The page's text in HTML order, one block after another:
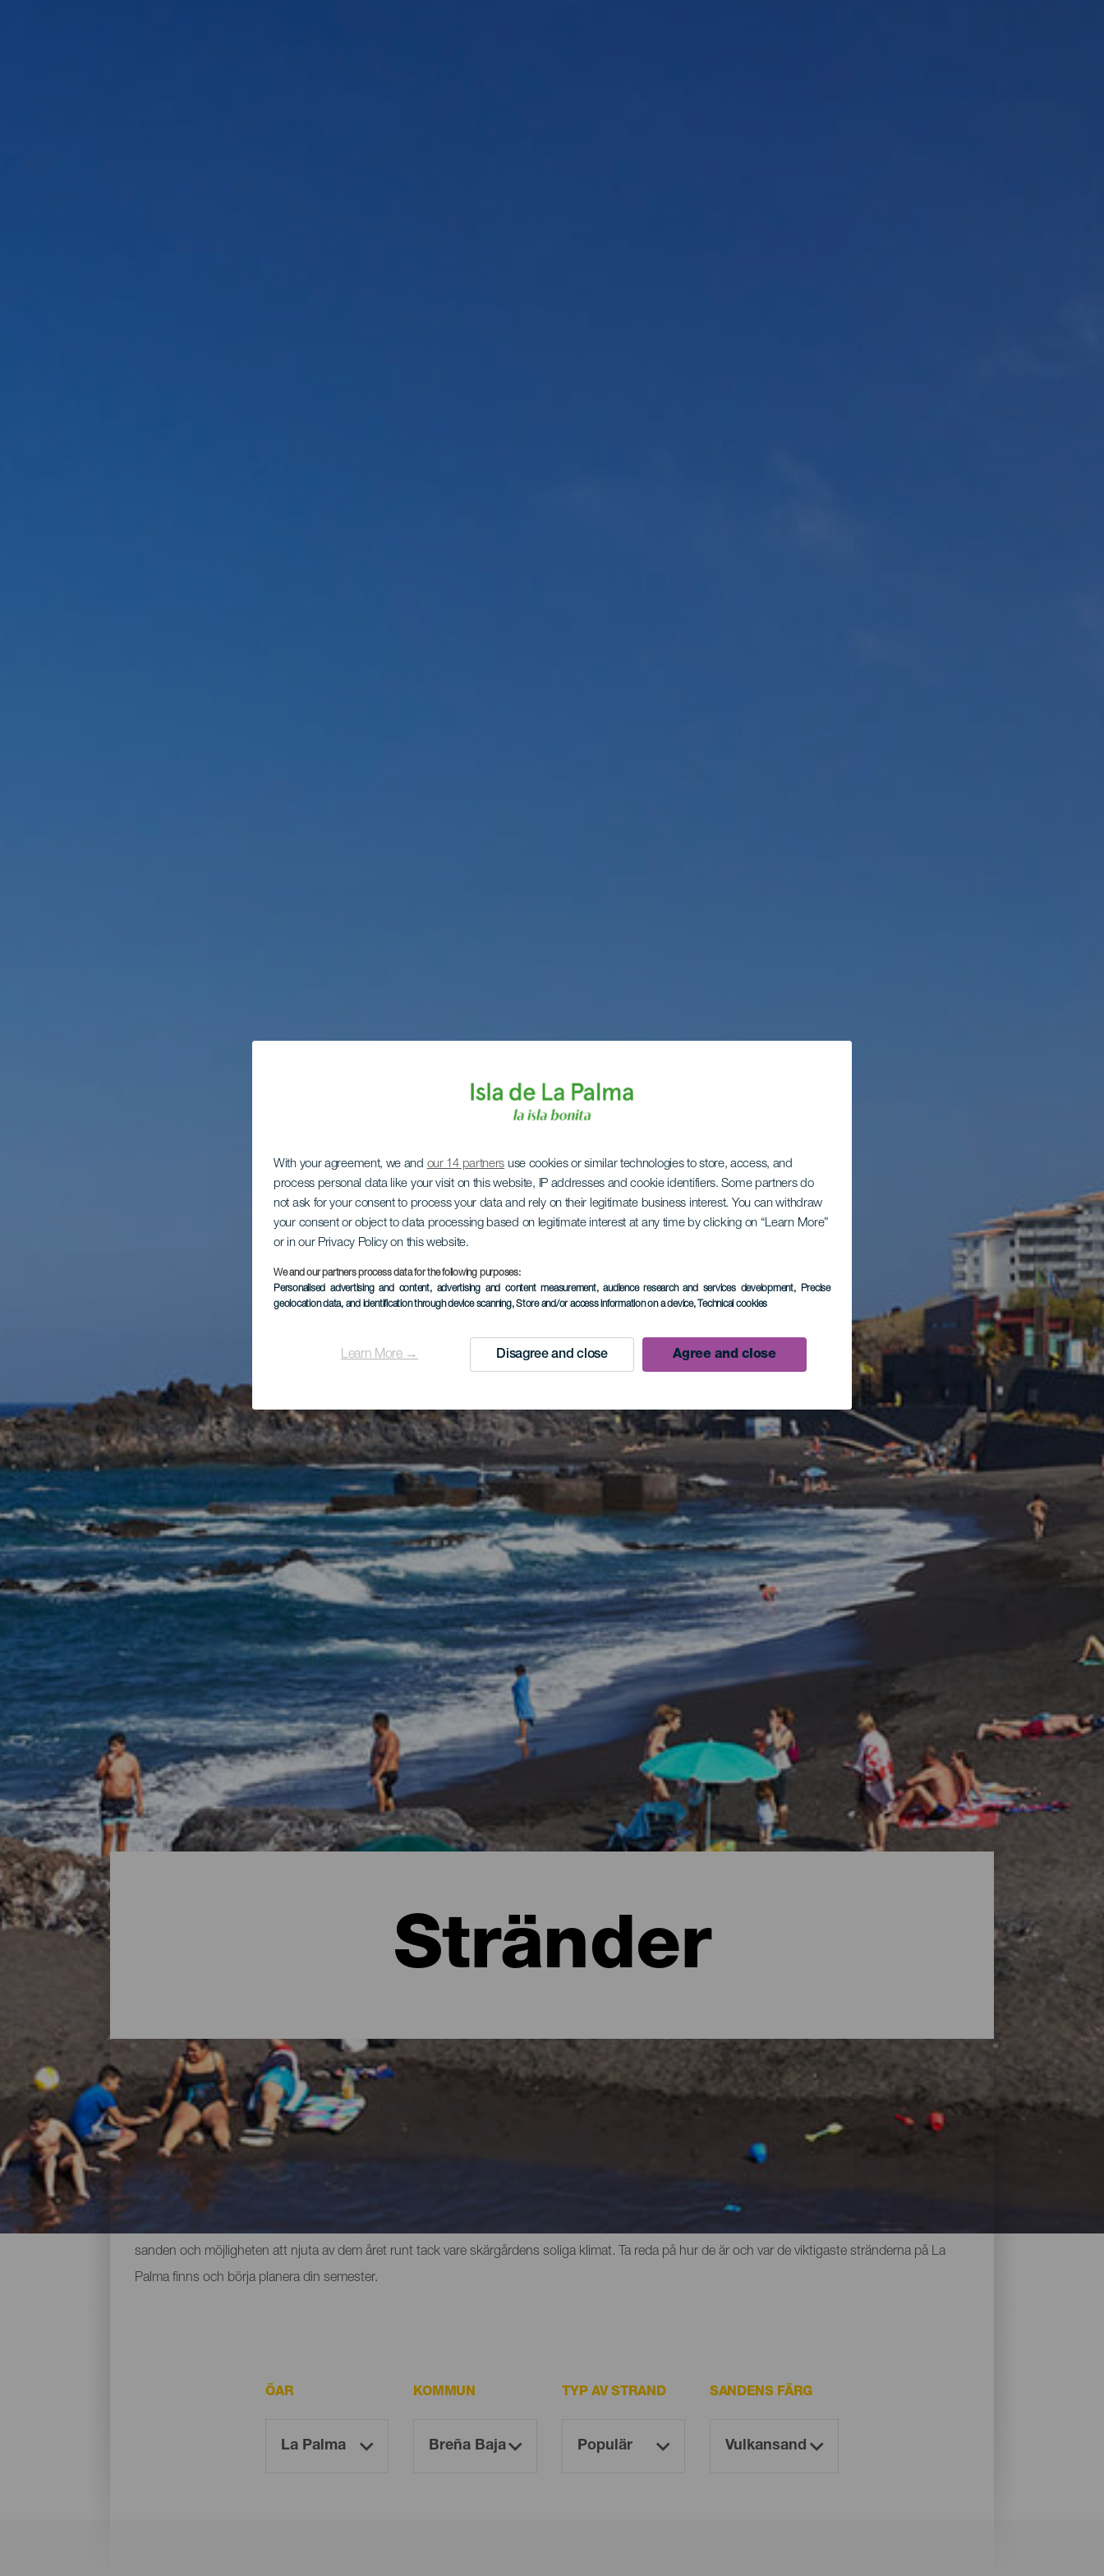
With your agreement, we and our 14 partners use cookies or similar technologies to store, access, and
process personal data like your visit on this website, IP addresses and cookie identifiers. Some partners do
not ask for your consent to process your data and rely on their legitimate business interest. You can withdraw
your consent or object to data processing based on legitimate interest at any time by clicking on “Learn More”
or in our Privacy Policy on this website.
We and our partners process data for the following purposes:
Personalised advertising and content, advertising and content measurement, audience research and services development, Precise
geolocation data, and identification through device scanning, Store and/or access information on a device, Technical cookies
Learn More → Disagree and close Agree and close
Stränder
Alla stränder på La Palma
öns natur bjuder också på överraskningar i form av stränder. Det finns urbana stränder med all service, stora stränder där du kan hitta ditt eget
sanden och möjligheten att njuta av dem året runt tack vare skärgårdens soliga klimat. Ta reda på hur de är och var de viktigaste stränderna på La
Palma finns och börja planera din semester.
ÖAR KOMMUN TYP AV STRAND SANDENS FÄRG